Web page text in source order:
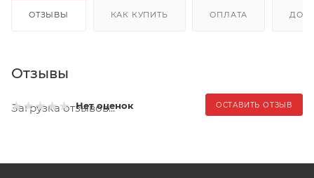
ОТЗЫВЫ КАК КУПИТЬ ОПЛАТА
Отзывы
Нет оценок ОСТАВИТЬ ОТЗЫВ
Загрузка отзывов...